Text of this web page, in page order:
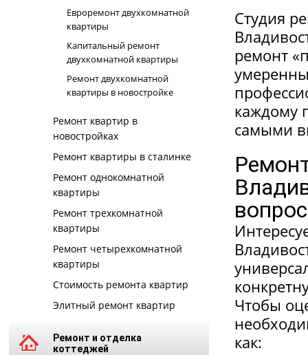
Студия
ремонт
каждому
самыми
Чтобы
как:
Евроремонт двухкомнатной
квартиры
Капитальный ремонт
двухкомнатной квартиры
Ремонт двухкомнатной
квартиры в новостройке
Ремонт квартир в
новостройках
Ремонт квартиры в сталинке
Ремонт однокомнатной
квартиры
Ремонт трехкомнатной
квартиры
Ремонт четырехкомнатной
квартиры
Стоимость ремонта квартир
Элитный ремонт квартир
Ремонт и отделка
коттеджей